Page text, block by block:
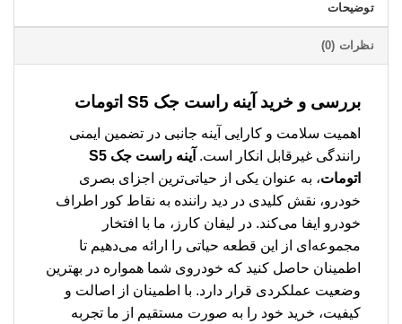
توضیحات
نظرات (0)
بررسی و خرید آینه راست جک S5 اتومات
اهمیت سلامت و کارایی آینه جانبی در تضمین ایمنی
رانندگی غیرقابل انکار است.
آینه راست جک S5
اتومات، به عنوان یکی از حیاتی‌ترین اجزای بصری
خودرو، نقش کلیدی در دید راننده به نقاط کور اطراف
خودرو ایفا می‌کند. در لیفان کارز، ما با افتخار
مجموعه‌ای از این قطعه حیاتی را ارائه می‌دهیم تا
اطمینان حاصل کنید که خودروی شما همواره در بهترین
وضعیت عملکردی قرار دارد. با اطمینان از اصالت و
کیفیت، خرید خود را به صورت مستقیم از ما تجربه